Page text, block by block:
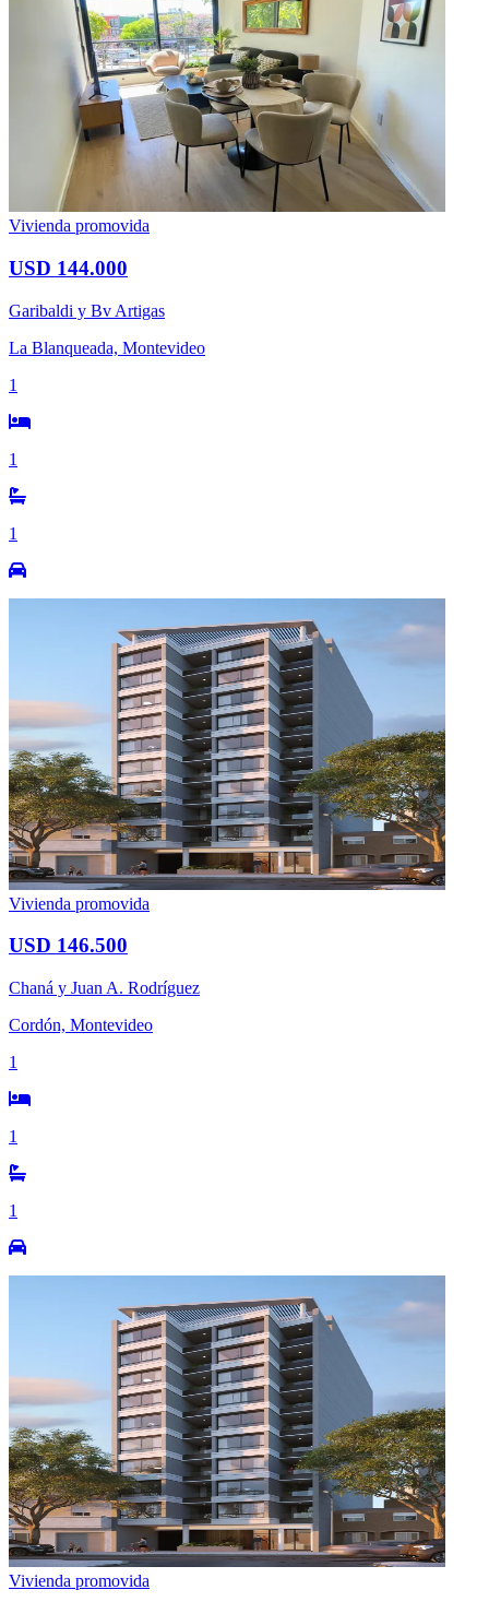
Vivienda promovida
USD 144.000
Garibaldi y Bv Artigas
La Blanqueada, Montevideo
1
1
1
Vivienda promovida
USD 146.500
Chaná y Juan A. Rodríguez
Cordón, Montevideo
1
1
1
Vivienda promovida